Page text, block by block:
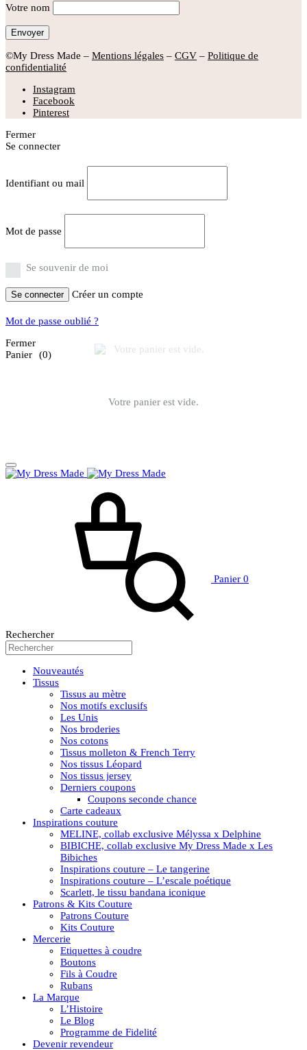
Votre nom
©My Dress Made – Mentions légales – CGV – Politique de
confidentialité
Instagram
Facebook
Pinterest
Fermer
Se connecter
Identifiant ou mail
Mot de passe
Se souvenir de moi
Se connecter Créer un compte
Mot de passe oublié ?
Fermer
Panier
(0)
Votre panier est vide.
Panier 0
Rechercher
Nouveautés
Tissus
Tissus au mètre
Nos motifs exclusifs
Les Unis
Nos broderies
Nos cotons
Tissus molleton & French Terry
Nos tissus Léopard
Nos tissus jersey
Derniers coupons
Coupons seconde chance
Carte cadeaux
Inspirations couture
MELINE, collab exclusive Mélyssa x Delphine
BIBICHE, collab exclusive My Dress Made x Les
Bibiches
Inspirations couture – Le tangerine
Inspirations couture – L’escale poétique
Scarlett, le tissu bandana iconique
Patrons & Kits Couture
Patrons Couture
Kits Couture
Mercerie
Etiquettes à coudre
Boutons
Fils à Coudre
Rubans
La Marque
L’Histoire
Le Blog
Programme de Fidelité
Devenir revendeur